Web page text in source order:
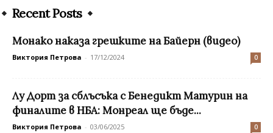
Recent Posts
Монако наказа грешките на Байерн (видео)
Виктория Петрова - 17/12/2024 0
Лу Дорт за сблъсъка с Бенедикт Матурин на
финалите в НБА: Монреал ще бъде...
Виктория Петрова - 03/06/2025 0